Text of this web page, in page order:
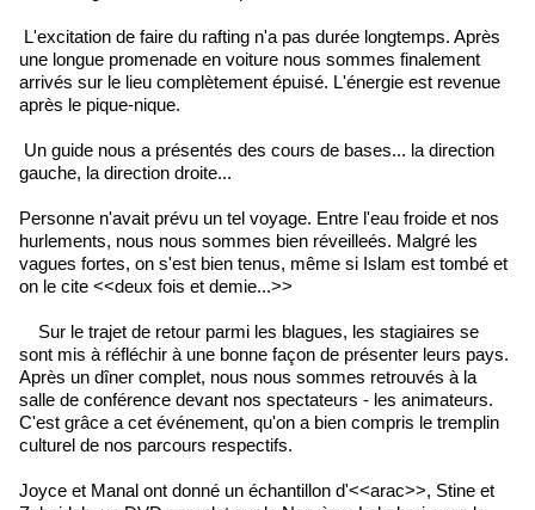
L'excitation de faire du rafting n'a pas durée longtemps. Après
une longue promenade en voiture nous sommes finalement
arrivés sur le lieu complètement épuisé. L'énergie est revenue
après le pique-nique.
Un guide nous a présentés des cours de bases... la direction
gauche, la direction droite...
Personne n'avait prévu un tel voyage. Entre l'eau froide et nos
hurlements, nous nous sommes bien réveilleés. Malgré les
vagues fortes, on s'est bien tenus, même si Islam est tombé et
on le cite <<deux fois et demie...>>
Sur le trajet de retour parmi les blagues, les stagiaires se
sont mis à réfléchir à une bonne façon de présenter leurs pays.
Après un dîner complet, nous nous sommes retrouvés à la
salle de conférence devant nos spectateurs - les animateurs.
C'est grâce a cet événement, qu'on a bien compris le tremplin
culturel de nos parcours respectifs.
Joyce et Manal ont donné un échantillon d'<<arac>>, Stine et